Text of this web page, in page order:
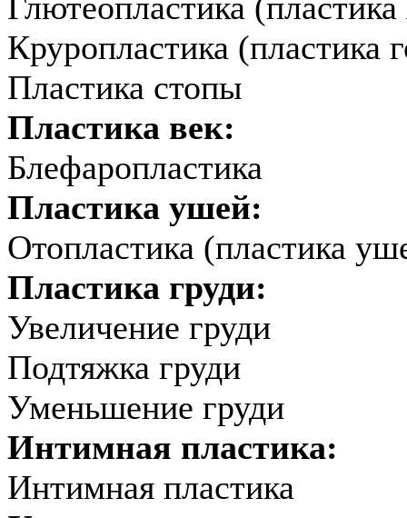
Круропластика (пластика
Пластика стопы
Пластика век:
Блефаропластика
Пластика ушей:
Отопластика (пластика
Пластика груди:
Увеличение груди
Подтяжка груди
Уменьшение груди
Интимная пластика:
Интимная пластика